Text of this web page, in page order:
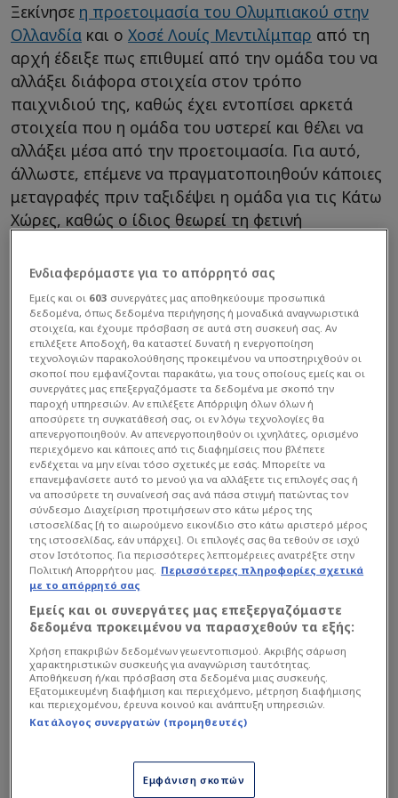
Ξεκίνησε η προετοιμασία του Ολυμπιακού στην
Ολλανδία και ο Χοσέ Λουίς Μεντιλίμπαρ από τη
αρχή έδειξε πως επιθυμεί από την ομάδα του να
αλλάξει διάφορα στοιχεία στον τρόπο
παιχνιδιού της, καθώς έχει εντοπίσει αρκετά
στοιχεία που η ομάδα του υστερεί και θέλει να
αλλάξει μέσα από την προετοιμασία. Για αυτό,
άλλωστε, επέμενε να πραγματοποιηθούν κάποιες
μεταγραφές πριν ταξιδέψει η ομάδα για τις Κάτω
Χώρες, καθώς ο ίδιος θεωρεί τη φετινή
Ενδιαφερόμαστε για το απόρρητό σας
Εμείς και οι 603 συνεργάτες μας αποθηκεύουμε προσωπικά
δεδομένα, όπως δεδομένα περιήγησης ή μοναδικά αναγνωριστικά
στοιχεία, και έχουμε πρόσβαση σε αυτά στη συσκευή σας. Αν
επιλέξετε Αποδοχή, θα καταστεί δυνατή η ενεργοποίηση
τεχνολογιών παρακολούθησης προκειμένου να υποστηριχθούν οι
σκοποί που εμφανίζονται παρακάτω, για τους οποίους εμείς και οι
συνεργάτες μας επεξεργαζόμαστε τα δεδομένα με σκοπό την
παροχή υπηρεσιών. Αν επιλέξετε Απόρριψη όλων όλων ή
αποσύρετε τη συγκατάθεσή σας, οι εν λόγω τεχνολογίες θα
απενεργοποιηθούν. Αν απενεργοποιηθούν οι ιχνηλάτες, ορισμένο
περιεχόμενο και κάποιες από τις διαφημίσεις που βλέπετε
ενδέχεται να μην είναι τόσο σχετικές με εσάς. Μπορείτε να
επανεμφανίσετε αυτό το μενού για να αλλάξετε τις επιλογές σας ή
να αποσύρετε τη συναίνεσή σας ανά πάσα στιγμή πατώντας τον
σύνδεσμο Διαχείριση προτιμήσεων στο κάτω μέρος της
ιστοσελίδας [ή το αιωρούμενο εικονίδιο στο κάτω αριστερό μέρος
της ιστοσελίδας, εάν υπάρχει]. Οι επιλογές σας θα τεθούν σε ισχύ
στον Ιστότοπος. Για περισσότερες λεπτομέρειες ανατρέξτε στην
Πολιτική Απορρήτου μας. Περισσότερες πληροφορίες σχετικά
με το απόρρητό σας
Εμείς και οι συνεργάτες μας επεξεργαζόμαστε
δεδομένα προκειμένου να παρασχεθούν τα εξής:
Χρήση επακριβών δεδομένων γεωεντοπισμού. Ακριβής σάρωση
χαρακτηριστικών συσκευής για αναγνώριση ταυτότητας.
Αποθήκευση ή/και πρόσβαση στα δεδομένα μιας συσκευής.
Εξατομικευμένη διαφήμιση και περιεχόμενο, μέτρηση διαφήμισης
και περιεχομένου, έρευνα κοινού και ανάπτυξη υπηρεσιών.
Κατάλογος συνεργατών (προμηθευτές)
Εμφάνιση σκοπών